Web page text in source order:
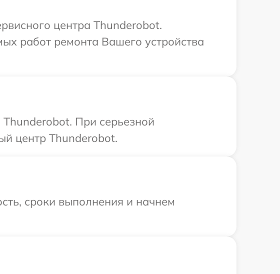
центра Thunderobot.
работ ремонта Вашего устройства
При серьезной
центр Thunderobot.
сроки выполнения и начнем